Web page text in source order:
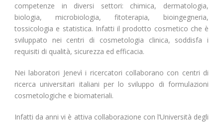
competenze in diversi settori: chimica, dermatologia,
biologia, microbiologia, fitoterapia, bioingegneria,
tossicologia e statistica. Infatti il prodotto cosmetico che è
sviluppato nei centri di cosmetologia clinica, soddisfa i
requisiti di qualità, sicurezza ed efficacia.
Nei laboratori Jenevì i ricercatori collaborano con centri di
ricerca universitari italiani per lo sviluppo di formulazioni
cosmetologiche e biomateriali.
Infatti da anni vi è attiva collaborazione con l’Università degli